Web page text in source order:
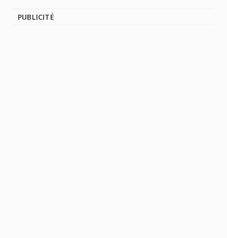
PUBLICITÉ